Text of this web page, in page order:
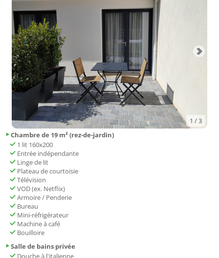
1 / 3
Chambre de 19 m² (rez-de-jardin)
1 lit 160x200
Entrée indépendante
Linge de lit
Plateau de courtoisie
Télévision
VOD (ex. Netflix)
Armoire / Penderie
Bureau
Mini-réfrigérateur
Machine à café
Bouilloire
Salle de bains privée
Douche à l'italienne